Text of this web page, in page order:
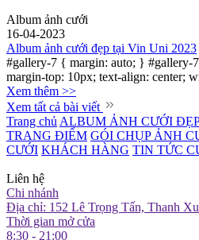
Album ảnh cưới
16-04-2023
Album ảnh cưới đẹp tại Vin Uni 2023
#gallery-7 { margin: auto; } #gallery-
margin-top: 10px; text-align: center;
Xem thêm >>
Xem tất cả bài viết
Trang chủ ALBUM ẢNH CƯỚI ĐẸP
TRANG ĐIỂM GÓI CHỤP ẢNH
CƯỚI KHÁCH HÀNG TIN TỨC
Liên hệ
Chi nhánh
Địa chỉ: 152 Lê Trọng Tấn, Thanh
Thời gian mở cửa
8:30 - 21:00